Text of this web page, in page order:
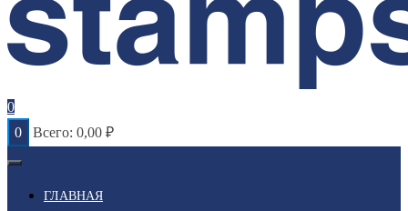
0
0
Всего: 0,00 ₽
ГЛАВНАЯ